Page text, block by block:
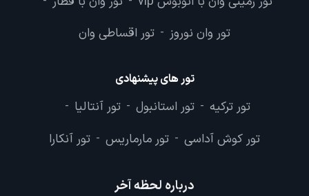
تور وان نوروز - تور اقساطی وان
تور های پیشنهادی
تور ترکیه - تور استانبول - تور آنتالیا -
تور کوش آداسی - تور مارماریس - تور آنکارا
درباره لحظه آخر